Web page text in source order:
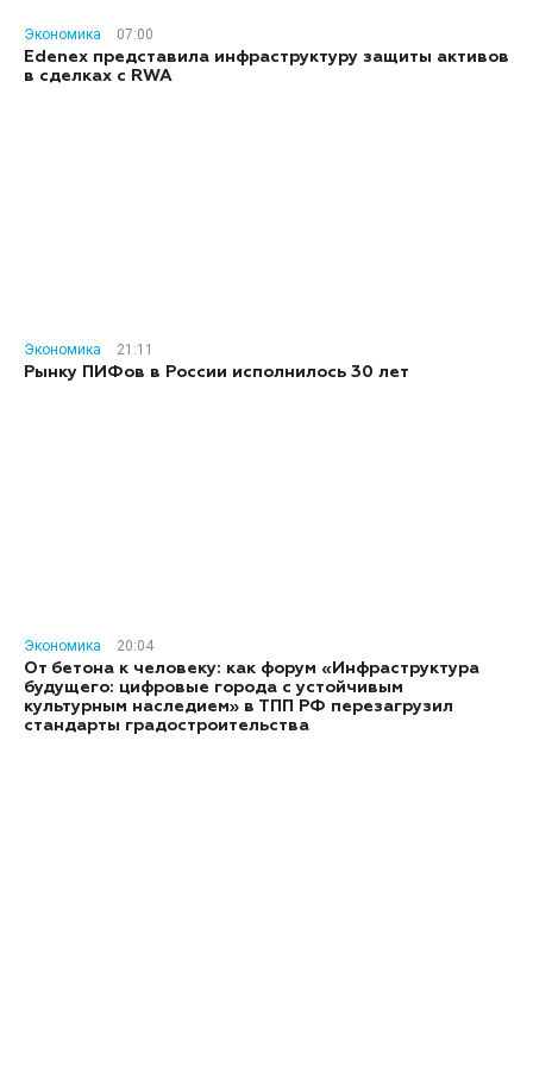
Экономика
07:00
Edenex представила инфраструктуру защиты активов
в сделках с RWA
Экономика
21:11
Рынку ПИФов в России исполнилось 30 лет
Экономика
20:04
От бетона к человеку: как форум «Инфраструктура
будущего: цифровые города с устойчивым
культурным наследием» в ТПП РФ перезагрузил
стандарты градостроительства